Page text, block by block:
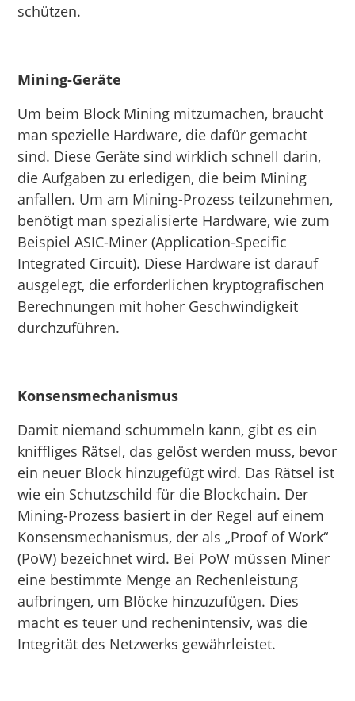
schützen.
Mining-Geräte
Um beim Block Mining mitzumachen, braucht
man spezielle Hardware, die dafür gemacht
sind. Diese Geräte sind wirklich schnell darin,
die Aufgaben zu erledigen, die beim Mining
anfallen. Um am Mining-Prozess teilzunehmen,
benötigt man spezialisierte Hardware, wie zum
Beispiel ASIC-Miner (Application-Specific
Integrated Circuit). Diese Hardware ist darauf
ausgelegt, die erforderlichen kryptografischen
Berechnungen mit hoher Geschwindigkeit
durchzuführen.
Konsensmechanismus
Damit niemand schummeln kann, gibt es ein
kniffliges Rätsel, das gelöst werden muss, bevor
ein neuer Block hinzugefügt wird. Das Rätsel ist
wie ein Schutzschild für die Blockchain. Der
Mining-Prozess basiert in der Regel auf einem
Konsensmechanismus, der als „Proof of Work“
(PoW) bezeichnet wird. Bei PoW müssen Miner
eine bestimmte Menge an Rechenleistung
aufbringen, um Blöcke hinzuzufügen. Dies
macht es teuer und rechenintensiv, was die
Integrität des Netzwerks gewährleistet.